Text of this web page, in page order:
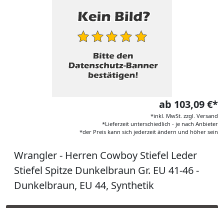
ab 103,09 €*
*inkl. MwSt. zzgl. Versand
*Lieferzeit unterschiedlich - je nach Anbieter
*der Preis kann sich jederzeit ändern und höher sein
Wrangler - Herren Cowboy Stiefel Leder
Stiefel Spitze Dunkelbraun Gr. EU 41-46 -
Dunkelbraun, EU 44, Synthetik